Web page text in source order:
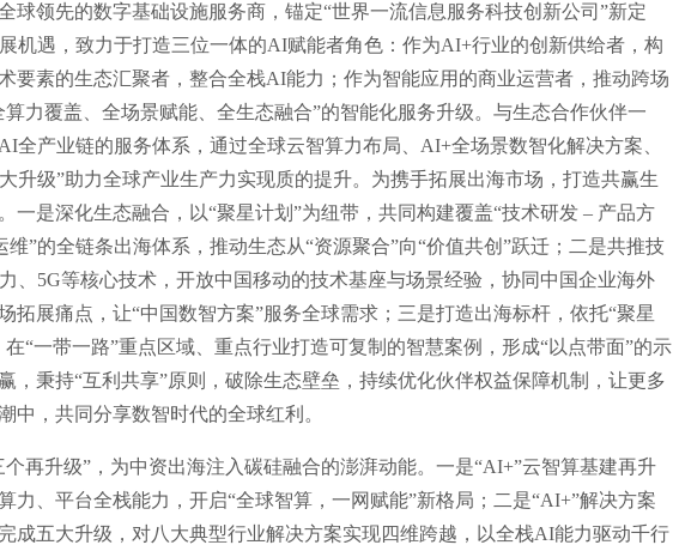
球领先的数字基础设施服务商，锚定“世界一流信息服务科技创新公司”新定
机遇，致力于打造三位一体的AI赋能者角色：作为AI+行业的创新供给者，构
要素的生态汇聚者，整合全栈AI能力；作为智能应用的商业运营者，推动跨场
力覆盖、全场景赋能、全生态融合”的智能化服务升级。与生态合作伙伴一
全产业链的服务体系，通过全球云智算力布局、AI+全场景数智化解决方案、
升级”助力全球产业生产力实现质的提升。为携手拓展出海市场，打造共赢生
一是深化生态融合，以“聚星计划”为纽带，共同构建覆盖“技术研发 – 产品方
维”的全链条出海体系，推动生态从“资源聚合”向“价值共创”跃迁；二是共推技
、5G等核心技术，开放中国移动的技术基座与场景经验，协同中国企业海外
拓展痛点，让“中国数智方案”服务全球需求；三是打造出海标杆，依托“聚星
“一带一路”重点区域、重点行业打造可复制的智慧案例，形成“以点带面”的示
，秉持“互利共享”原则，破除生态壁垒，持续优化伙伴权益保障机制，让更多
中，共同分享数智时代的全球红利。
再升级”，为中资出海注入碳硅融合的澎湃动能。一是“AI+”云智算基建再升
力、平台全栈能力，开启“全球智算，一网赋能”新格局；二是“AI+”解决方案
成五大升级，对八大典型行业解决方案实现四维跨越，以全栈AI能力驱动千行